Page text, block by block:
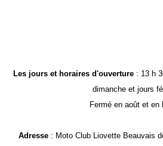
Les jours et horaires d'ouverture: 13 h
dimanche et jours
Fermé en août et en
Adresse : Moto Club Liovette Beauvais